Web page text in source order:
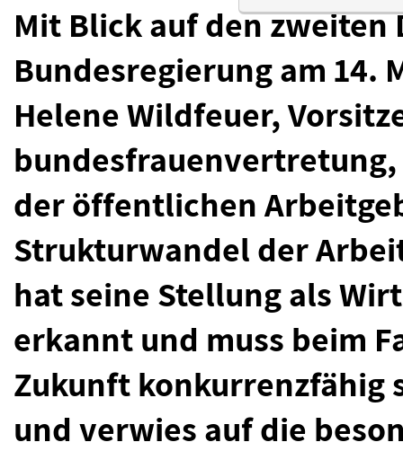
Mit Blick auf den
Bundesregierung am 14.
Helene Wildfeuer,
der öffentlichen
Strukturwandel der
hat seine Stellung als
erkannt und muss beim
Zukunft konkurrenzfähig
und verwies auf die